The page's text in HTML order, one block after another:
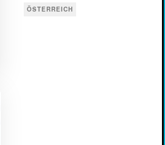
ÖSTERREICH